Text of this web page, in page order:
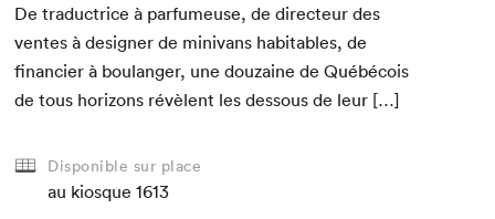
De tra­duc­trice à par­fumeuse, de directeur des
ventes à design­er de mini­vans hab­it­a­bles, de
financier à boulanger, une douzaine de Québé­cois
de tous hori­zons révè­lent les dessous de leur […]
Disponible sur place
au kiosque 1613